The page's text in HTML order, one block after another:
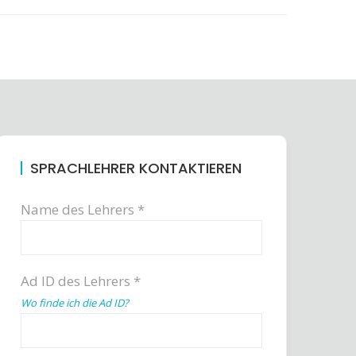
SPRACHLEHRER KONTAKTIEREN
Name des Lehrers *
Ad ID des Lehrers *
Wo finde ich die Ad ID?